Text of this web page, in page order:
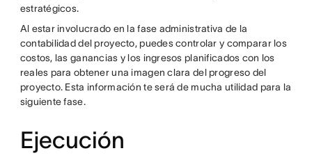
estratégicos.
Al estar involucrado en la fase administrativa de la
contabilidad del proyecto, puedes controlar y comparar los
costos, las ganancias y los ingresos planificados con los
reales para obtener una imagen clara del progreso del
proyecto. Esta información te será de mucha utilidad para la
siguiente fase.
Ejecución